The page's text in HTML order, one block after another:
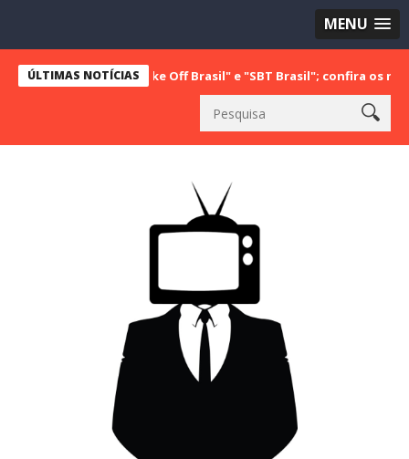
MENU
ÚLTIMAS NOTÍCIAS
com "Bake Off Brasil" e "SBT Brasil"; confira os números do